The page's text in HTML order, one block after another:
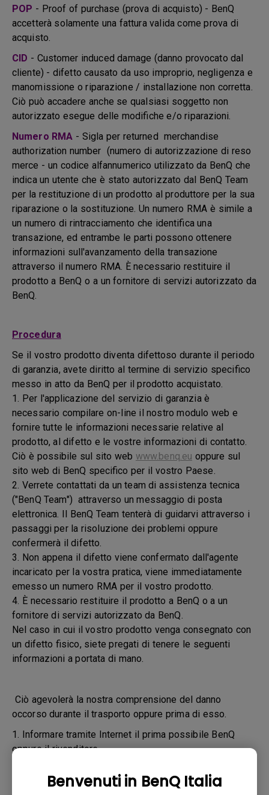
Benvenuti in BenQ Italia
POP - Proof of purchase (prova di acquisto) - BenQ
accetterà solamente una fattura valida come prova di
acquisto.
CID - Customer induced damage (danno provocato dal
cliente) - difetto causato da uso improprio, negligenza e
manomissione o riparazione / installazione non corretta.
Ciò può accadere anche se qualsiasi soggetto non
autorizzato esegue delle modifiche e/o riparazioni.
Numero RMA - Sigla per returned merchandise
authorization number (numero di autorizzazione di reso
merce - un codice alfannumerico utilizzato da BenQ che
indica un utente che è stato autorizzato dal BenQ Team
per la restituzione di un prodotto al produttore per la sua
riparazione o la sostituzione. Un numero RMA è simile a
un numero di rintracciamento che identifica una
transazione, ed entrambe le parti possono ottenere
informazioni sull'avanzamento della transazione
attraverso il numero RMA. È necessario restituire il
prodotto a BenQ o a un fornitore di servizi autorizzato da
BenQ.
Procedura
Se il vostro prodotto diventa difettoso durante il periodo
di garanzia, avete diritto al termine di servizio specifico
messo in atto da BenQ per il prodotto acquistato.
1. Per l'applicazione del servizio di garanzia è
necessario compilare on-line il nostro modulo web e
fornire tutte le informazioni necessarie relative al
prodotto, al difetto e le vostre informazioni di contatto.
Ciò è possibile sul sito web www.benq.eu oppure sul
sito web di BenQ specifico per il vostro Paese.
2. Verrete contattati da un team di assistenza tecnica
("BenQ Team") attraverso un messaggio di posta
elettronica. Il BenQ Team tenterà di guidarvi attraverso i
passaggi per la risoluzione dei problemi oppure
confermerà il difetto.
3. Non appena il difetto viene confermato dall'agente
incaricato per la vostra pratica, viene immediatamente
emesso un numero RMA per il vostro prodotto.
4. È necessario restituire il prodotto a BenQ o a un
fornitore di servizi autorizzato da BenQ.
Nel caso in cui il vostro prodotto venga consegnato con
un difetto fisico, siete pregati di tenere le seguenti
informazioni a portata di mano.
Ciò agevolerà la nostra comprensione del danno
occorso durante il trasporto oppure prima di esso.
1. Informare tramite Internet il prima possibile BenQ
oppure il rivenditore
a. del materiale di imballaggio (interno ed esterno)